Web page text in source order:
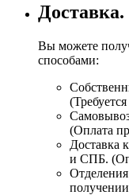
Доставка.
Вы можете
способами:
(Оплата
Доставка
и СПБ.